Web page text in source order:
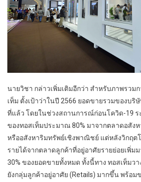
นายวิชา กล่าวเพิ่มเติมอีกว่า สำหรับภาพรวม
เท็ม ตั้งเป้าว่าในปี 2566 ยอดขายรวมของบริ
ที่แล้ว โดยในช่วงสถานการณ์ก่อนโควิด-19
ของทอสเท็มประมาณ 80% มาจากตลาดอสัง
หรืออสังหาริมทรัพย์เชิงพาณิชย์ แต่หลังวิกฤต
รายได้จากตลาดลูกค้าที่อยู่อาศัยรายย่อยเพิ่ม
30% ของยอดขายทั้งหมด ทั้งนี้ทาง ทอสเท็มว
ยังกลุ่มลูกค้าอยู่อาศัย (Retails) มากขึ้น พร้อ